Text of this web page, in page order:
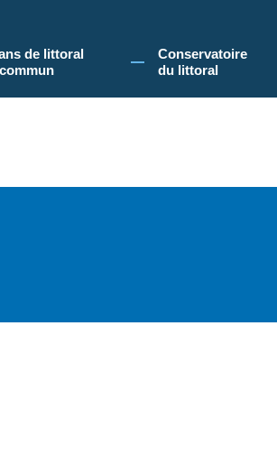
sur le site du Conservatoire du littoral, vous
de littoral
Conservatoire
du littoral